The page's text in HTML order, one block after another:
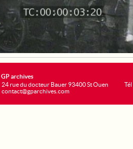
GP archives
24 rue du docteur Bauer 93400 St Ouen
contact@gparchives.com